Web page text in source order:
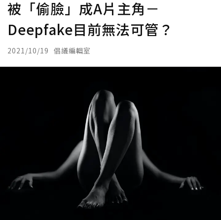
被「偷臉」成A片主角－
Deepfake目前無法可管？
2021/10/19 倡議編輯室